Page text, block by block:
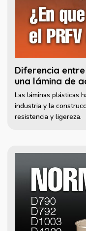
Diferencia
una lámina de
Las láminas plásticas
industria y la
resistencia y ligereza.